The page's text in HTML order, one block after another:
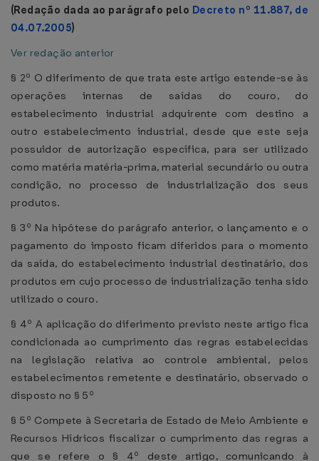
(Redação dada ao parágrafo pelo Decreto nº 11.887, de
04.07.2005)
Ver redação anterior
§ 2º O diferimento de que trata este artigo estende-se às
operações internas de saídas do couro, do
estabelecimento industrial adquirente com destino a
outro estabelecimento industrial, desde que este seja
possuidor de autorização específica, para ser utilizado
como matéria matéria-prima, material secundário ou outra
condição, no processo de industrialização dos seus
produtos.
§ 3º Na hipótese do parágrafo anterior, o lançamento e o
pagamento do imposto ficam diferidos para o momento
da saída, do estabelecimento industrial destinatário, dos
produtos em cujo processo de industrialização tenha sido
utilizado o couro.
§ 4º A aplicação do diferimento previsto neste artigo fica
condicionada ao cumprimento das regras estabelecidas
na legislação relativa ao controle ambiental, pelos
estabelecimentos remetente e destinatário, observado o
disposto no § 5º
§ 5º Compete à Secretaria de Estado de Meio Ambiente e
Recursos Hídricos fiscalizar o cumprimento das regras a
que se refere o § 4º deste artigo, comunicando à